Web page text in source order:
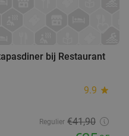
bij Restaurant
9.9 star
Regulier €41,90